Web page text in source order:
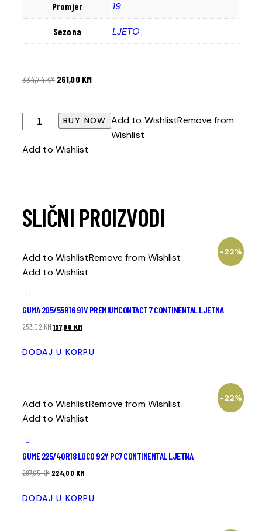
Promjer 19
Sezona LJETO
334,74KM 261,00 KM
BUY NOW Add to WishlistRemove from
Wishlist
Add to Wishlist
SLIČNI PROIZVODI
-22%
Add to WishlistRemove from Wishlist
Add to Wishlist
GUMA 205/55R16 91V PREMIUMCONTACT 7 CONTINENTAL LJETNA
253,02KM197,00 KM
DODAJ U KORPU
-22%
Add to WishlistRemove from Wishlist
Add to Wishlist
GUME 225/40R18 LOCO 92Y PC7 CONTINENTAL LJETNA
287,65KM 224,00 KM
DODAJ U KORPU